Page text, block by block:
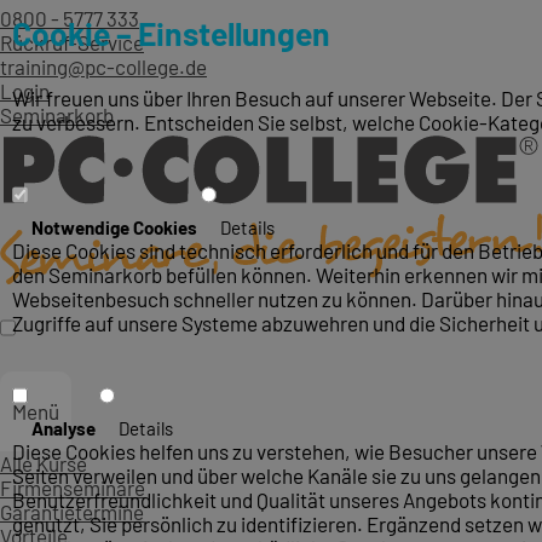
0800 - 5777 333
Rückruf-Service
training@pc-college.de
Login
Seminarkorb
Menü
Alle Kurse
Firmenseminare
Garantietermine
Vorteile
Cookie – Einstellungen
Wir freuen uns über Ihren Besuch auf unserer Webseite.
zu verbessern. Entscheiden Sie selbst, welche Cookie-
Notwendige Cookies Details
Diese Cookies sind technisch erforderlich und für den
den Seminarkorb befüllen können. Weiterhin erkennen wir
Webseitenbesuch schneller nutzen zu können. Darüber
Zugriffe auf unsere Systeme abzuwehren und die Sicherheit
Analyse Details
Diese Cookies helfen uns zu verstehen, wie Besucher
Seiten verweilen und über welche Kanäle sie zu uns
Benutzerfreundlichkeit und Qualität unseres Angebots
genutzt, Sie persönlich zu identifizieren. Ergänzend